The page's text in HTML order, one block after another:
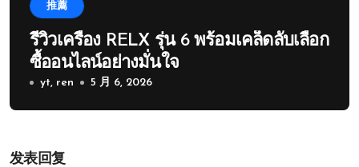
推薦
รีวิวเครื่อง RELX รุ่น 6 พร้อมเคล็ดลับเลือก
ซื้ออนไลน์อย่างมั่นใจ
yt, ren 5 月 6, 2026
发表回复